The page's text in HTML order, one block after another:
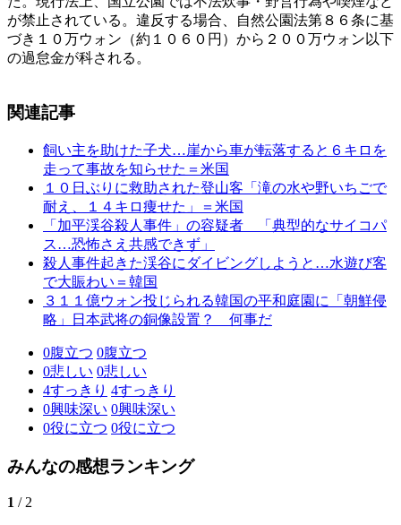
が禁止されている。違反する場合、自然公園法第８６条に基
づき１０万ウォン（約１０６０円）から２００万ウォン以下
の過怠金が科される。
関連記事
飼い主を助けた子犬…崖から車が転落すると６キロを
走って事故を知らせた＝米国
１０日ぶりに救助された登山客「滝の水や野いちごで
耐え、１４キロ痩せた」＝米国
「加平渓谷殺人事件」の容疑者 「典型的なサイコパ
ス…恐怖さえ共感できず」
殺人事件起きた渓谷にダイビングしようと…水遊び客
で大賑わい＝韓国
３１１億ウォン投じられる韓国の平和庭園に「朝鮮侵
略」日本武将の銅像設置？ 何事だ
0腹立つ 0腹立つ
0悲しい 0悲しい
4すっきり 4すっきり
0興味深い 0興味深い
0役に立つ 0役に立つ
みんなの感想ランキング
1 / 2